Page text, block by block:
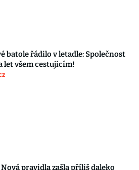
batole řádilo v letadle: Společnost
let všem cestujícím!
Nová pravidla zašla příliš daleko